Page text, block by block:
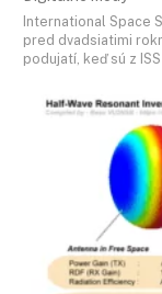
International Space
pred dvadsiatimi
podujatí, keď sú z ISS